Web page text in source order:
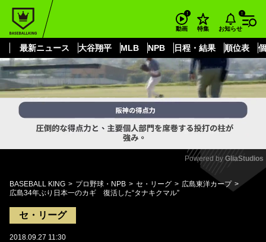
動画 特集 お知らせ
最新ニュース 大谷翔平 MLB NPB 日程・結果 順位表
もっと見る
Mute
Powered by GliaStudios
BASEBALL KING プロ野球・NPB セ・リーグ
広島東洋カープ
広島34年ぶり日本一のカギ 復活した“タナキクマル”
セ・リーグ
2018.09.27 11:30